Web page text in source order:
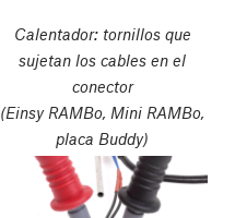
Calentador: tornillos que
sujetan los cables en el
conector
(Einsy RAMBo, Mini RAMBo,
placa Buddy)